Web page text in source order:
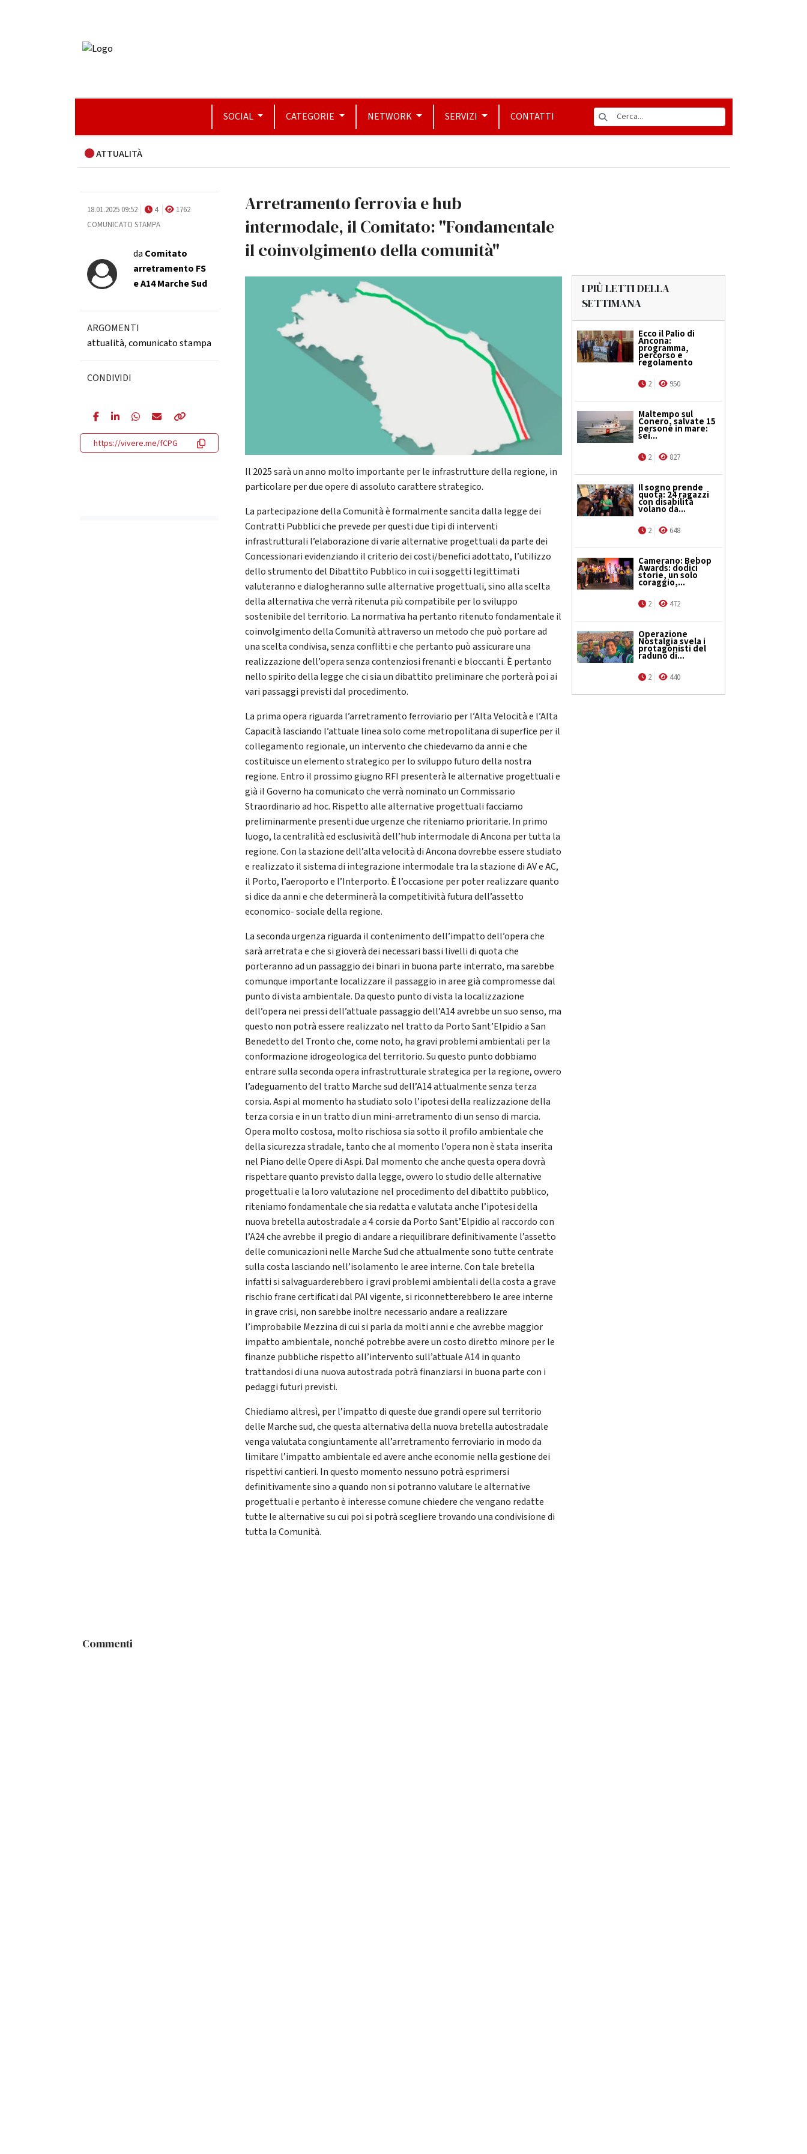
SOCIAL CATEGORIE NETWORK SERVIZI CONTATTI
ATTUALITÀ
18.01.2025 09:52 4
1762
COMUNICATO STAMPA
da Comitato
arretramento FS
e A14 Marche Sud
ARGOMENTI
attualità,comunicato stampa
CONDIVIDI
https://vivere.me/fCPG
Arretramento ferrovia e hub
intermodale, il Comitato: "Fondamentale
il coinvolgimento della comunità"
Il 2025 sarà un anno molto importante per le infrastrutture della regione, in
particolare per due opere di assoluto carattere strategico.
La partecipazione della Comunità è formalmente sancita dalla legge dei
Contratti Pubblici che prevede per questi due tipi di interventi
infrastrutturali l’elaborazione di varie alternative progettuali da parte dei
Concessionari evidenziando il criterio dei costi/benefici adottato, l’utilizzo
dello strumento del Dibattito Pubblico in cui i soggetti legittimati
valuteranno e dialogheranno sulle alternative progettuali, sino alla scelta
della alternativa che verrà ritenuta più compatibile per lo sviluppo
sostenibile del territorio. La normativa ha pertanto ritenuto fondamentale il
coinvolgimento della Comunità attraverso un metodo che può portare ad
una scelta condivisa, senza conflitti e che pertanto può assicurare una
realizzazione dell’opera senza contenziosi frenanti e bloccanti. È pertanto
nello spirito della legge che ci sia un dibattito preliminare che porterà poi ai
vari passaggi previsti dal procedimento.
La prima opera riguarda l’arretramento ferroviario per l’Alta Velocità e l’Alta
Capacità lasciando l’attuale linea solo come metropolitana di superfice per il
collegamento regionale, un intervento che chiedevamo da anni e che
costituisce un elemento strategico per lo sviluppo futuro della nostra
regione. Entro il prossimo giugno RFI presenterà le alternative progettuali e
già il Governo ha comunicato che verrà nominato un Commissario
Straordinario ad hoc. Rispetto alle alternative progettuali facciamo
preliminarmente presenti due urgenze che riteniamo prioritarie. In primo
luogo, la centralità ed esclusività dell’hub intermodale di Ancona per tutta la
regione. Con la stazione dell’alta velocità di Ancona dovrebbe essere studiato
e realizzato il sistema di integrazione intermodale tra la stazione di AV e AC,
il Porto, l’aeroporto e l’Interporto. È l’occasione per poter realizzare quanto
si dice da anni e che determinerà la competitività futura dell’assetto
economico- sociale della regione.
La seconda urgenza riguarda il contenimento dell’impatto dell’opera che
sarà arretrata e che si gioverà dei necessari bassi livelli di quota che
porteranno ad un passaggio dei binari in buona parte interrato, ma sarebbe
comunque importante localizzare il passaggio in aree già compromesse dal
punto di vista ambientale. Da questo punto di vista la localizzazione
dell’opera nei pressi dell’attuale passaggio dell’A14 avrebbe un suo senso, ma
questo non potrà essere realizzato nel tratto da Porto Sant’Elpidio a San
Benedetto del Tronto che, come noto, ha gravi problemi ambientali per la
conformazione idrogeologica del territorio. Su questo punto dobbiamo
entrare sulla seconda opera infrastrutturale strategica per la regione, ovvero
l’adeguamento del tratto Marche sud dell’A14 attualmente senza terza
corsia. Aspi al momento ha studiato solo l’ipotesi della realizzazione della
terza corsia e in un tratto di un mini-arretramento di un senso di marcia.
Opera molto costosa, molto rischiosa sia sotto il profilo ambientale che
della sicurezza stradale, tanto che al momento l’opera non è stata inserita
nel Piano delle Opere di Aspi. Dal momento che anche questa opera dovrà
rispettare quanto previsto dalla legge, ovvero lo studio delle alternative
progettuali e la loro valutazione nel procedimento del dibattito pubblico,
riteniamo fondamentale che sia redatta e valutata anche l’ipotesi della
nuova bretella autostradale a 4 corsie da Porto Sant’Elpidio al raccordo con
l’A24 che avrebbe il pregio di andare a riequilibrare definitivamente l’assetto
delle comunicazioni nelle Marche Sud che attualmente sono tutte centrate
sulla costa lasciando nell’isolamento le aree interne. Con tale bretella
infatti si salvaguarderebbero i gravi problemi ambientali della costa a grave
rischio frane certificati dal PAI vigente, si riconnetterebbero le aree interne
in grave crisi, non sarebbe inoltre necessario andare a realizzare
l’improbabile Mezzina di cui si parla da molti anni e che avrebbe maggior
impatto ambientale, nonché potrebbe avere un costo diretto minore per le
finanze pubbliche rispetto all’intervento sull’attuale A14 in quanto
trattandosi di una nuova autostrada potrà finanziarsi in buona parte con i
pedaggi futuri previsti.
Chiediamo altresì, per l’impatto di queste due grandi opere sul territorio
delle Marche sud, che questa alternativa della nuova bretella autostradale
venga valutata congiuntamente all’arretramento ferroviario in modo da
limitare l’impatto ambientale ed avere anche economie nella gestione dei
rispettivi cantieri. In questo momento nessuno potrà esprimersi
definitivamente sino a quando non si potranno valutare le alternative
progettuali e pertanto è interesse comune chiedere che vengano redatte
tutte le alternative su cui poi si potrà scegliere trovando una condivisione di
tutta la Comunità.
I PIÙ LETTI DELLA
SETTIMANA
Ecco il Palio di
Ancona:
programma,
percorso e
regolamento
2 950
Maltempo sul
Conero, salvate 15
persone in mare:
sei...
2 827
Il sogno prende
quota: 24 ragazzi
con disabilità
volano da...
2 648
Camerano: Bebop
Awards: dodici
storie, un solo
coraggio,...
2 472
Operazione
Nostalgia svela i
protagonisti del
raduno di...
2 440
Commenti